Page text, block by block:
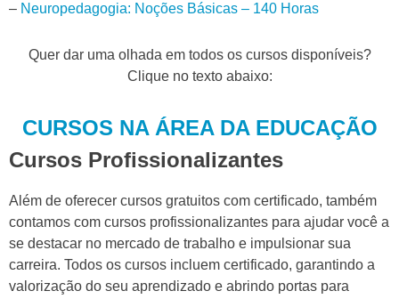
– Neuropedagogia: Noções Básicas – 140 Horas
Quer dar uma olhada em todos os cursos disponíveis?
Clique no texto abaixo:
CURSOS NA ÁREA DA EDUCAÇÃO
Cursos Profissionalizantes
Além de oferecer cursos gratuitos com certificado, também
contamos com cursos profissionalizantes para ajudar você a
se destacar no mercado de trabalho e impulsionar sua
carreira. Todos os cursos incluem certificado, garantindo a
valorização do seu aprendizado e abrindo portas para